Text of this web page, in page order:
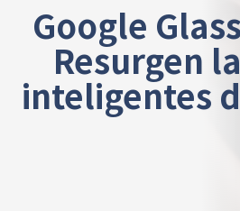
Google
Resurgen
inteligentes